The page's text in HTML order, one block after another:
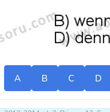
A B C D